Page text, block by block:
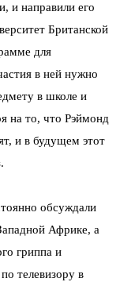
и направили его
Британской
для
в ней нужно
в школе и
на то, что Рэймонд
и в будущем этот
обсуждали
Африке, а
гриппа и
телевизору в